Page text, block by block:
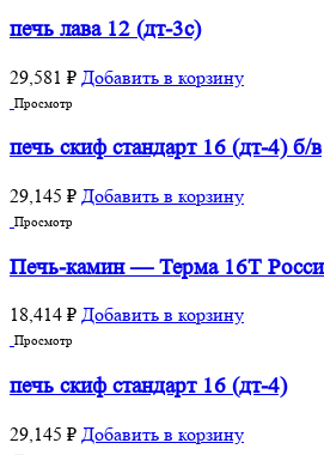
печь лава 12 (дт-3с)
29,581 ₽ Добавить в корзину
Просмотр
печь скиф стандарт 16 (дт-4) б/в
29,145 ₽ Добавить в корзину
Просмотр
Печь-камин — Терма 16Т
18,414 ₽ Добавить в корзину
Просмотр
печь скиф стандарт 16 (дт-4)
29,145 ₽ Добавить в корзину